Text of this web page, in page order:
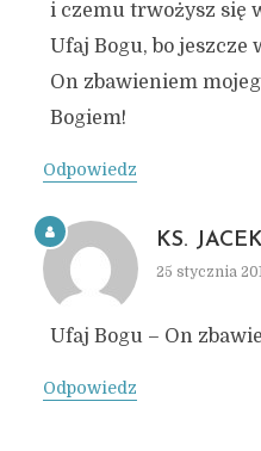
i czemu trwożysz się
Ufaj Bogu, bo jeszcze
On zbawieniem
Bogiem!
Odpowiedz
KS. JACEK
25 stycznia
Ufaj Bogu – On
Odpowiedz